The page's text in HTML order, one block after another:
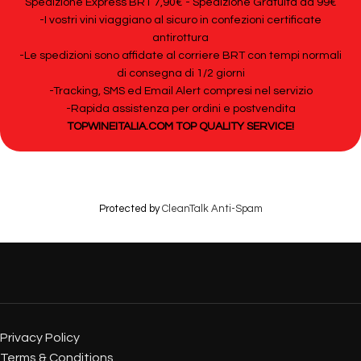
Spedizione Express BRT 7,90€ - Spedizione Gratuita da 99€
-I vostri vini viaggiano al sicuro in confezioni certificate
antirottura
-Le spedizioni sono affidate al corriere BRT con tempi normali
di consegna di 1/2 giorni
-Tracking, SMS ed Email Alert compresi nel servizio
-Rapida assistenza per ordini e postvendita
TOPWINEITALIA.COM TOP QUALITY SERVICE!
Protected byCleanTalk Anti-Spam
Privacy Policy
Terms & Conditions